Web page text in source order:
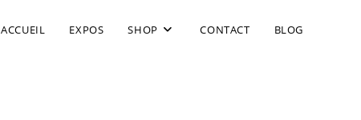
ACCUEIL EXPOS SHOP CONTACT BLOG